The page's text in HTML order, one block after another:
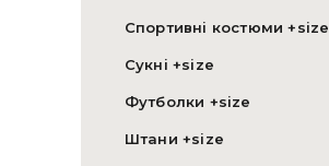
Спортивні костюми +size
Сукні +size
Футболки +size
Штани +size